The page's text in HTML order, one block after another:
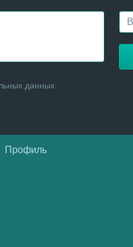
данных
Профиль